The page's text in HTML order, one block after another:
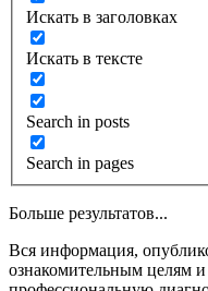
Искать в заголовках
Искать в тексте
Search in posts
Search in pages
Больше результатов...
Вся информация,
ознакомительным целям